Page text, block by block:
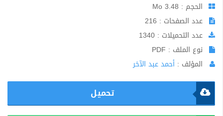
الحجم : 3.48 Mo
عدد الصفحات : 216
عدد التحميلات : 1340
نوع الملف : PDF
المؤلف : أحمد عبد الآخر
تحميل